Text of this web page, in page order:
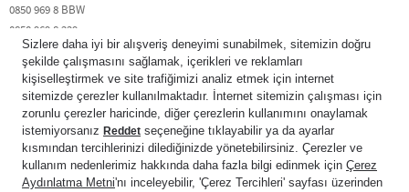
0850 969 8 BBW​
0850 969 8 229​​
destek@bathandbodyworks.com.tr
Resmi tatiller hariç hafta içi 09:00 – 18:00 saatleri arası​
© 2026 Bath & Body Works Direct Inc. Shaya Mağazacılık A.Ş. Franchise
lisansı aracılığıyla işletilen ticari markasıdır. Her hakkı saklıdır.